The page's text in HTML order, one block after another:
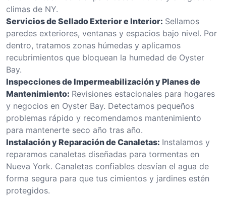
climas de NY.
Servicios de Sellado Exterior e Interior: Sellamos
paredes exteriores, ventanas y espacios bajo nivel. Por
dentro, tratamos zonas húmedas y aplicamos
recubrimientos que bloquean la humedad de Oyster
Bay.
Inspecciones de Impermeabilización y Planes de
Mantenimiento: Revisiones estacionales para hogares
y negocios en Oyster Bay. Detectamos pequeños
problemas rápido y recomendamos mantenimiento
para mantenerte seco año tras año.
Instalación y Reparación de Canaletas: Instalamos y
reparamos canaletas diseñadas para tormentas en
Nueva York. Canaletas confiables desvían el agua de
forma segura para que tus cimientos y jardines estén
protegidos.